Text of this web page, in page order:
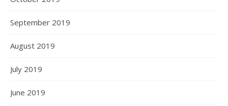
September 2019
August 2019
July 2019
June 2019